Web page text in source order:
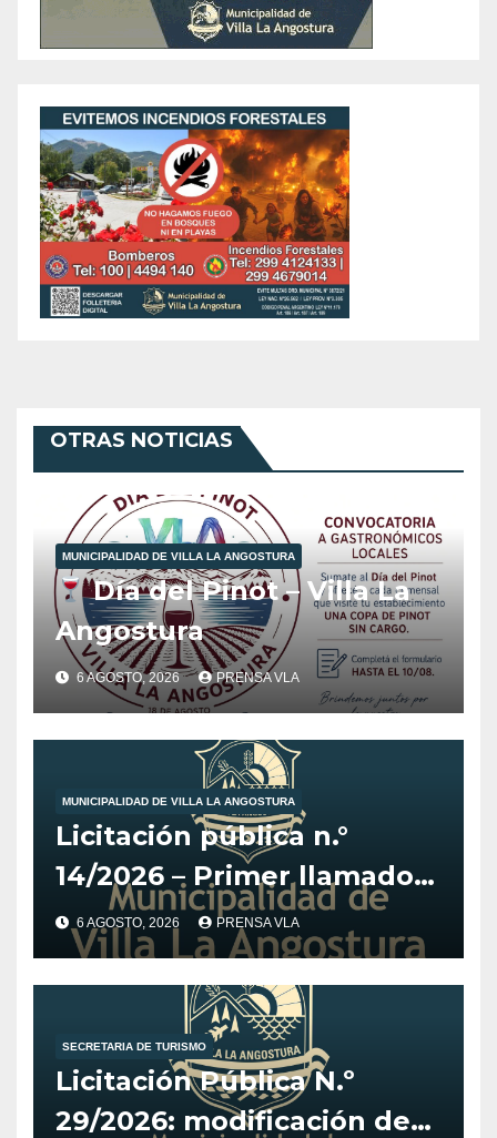
OTRAS NOTICIAS
MUNICIPALIDAD DE VILLA LA ANGOSTURA
Día del Pinot – Villa La
Angostura
6 AGOSTO, 2026 PRENSA VLA
MUNICIPALIDAD DE VILLA LA ANGOSTURA
Licitación pública n.°
14/2026 – Primer llamado
para la adquisición de
vehículo adaptado para
CET.
6 AGOSTO, 2026 PRENSA VLA
SECRETARIA DE TURISMO
Licitación Pública N.º
29/2026: modificación de